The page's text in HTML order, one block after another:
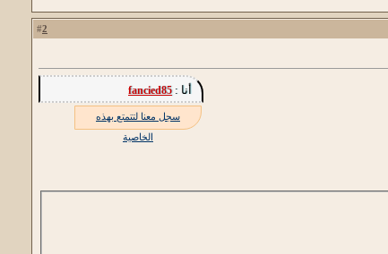
2
أنا :fancied85
سجل معنا لتتمتع بهذه
الخاصية